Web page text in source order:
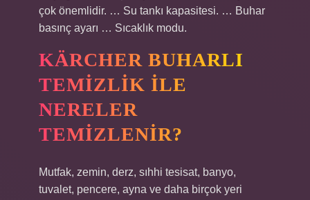
çok önemlidir. … Su tankı kapasitesi. … Buhar
basınç ayarı … Sıcaklık modu.
KÄRCHER BUHARLI
TEMIZLIK ILE
NERELER
TEMIZLENIR?
Mutfak, zemin, derz, sıhhi tesisat, banyo,
tuvalet, pencere, ayna ve daha birçok yeri